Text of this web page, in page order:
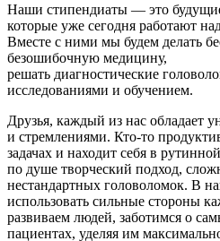
Наши стипендиаты — это
которые уже сегодня работают
Вместе с ними мы будем делать
безошибочную медицину,
решать диагностические
исследованиями и обучением.
Друзья, каждый из нас обладает
и стремлениями. Кто-то
задачах и находит себя в
по душе творческий подход,
нестандартных головоломок. В
использовать сильные стороны
развиваем людей, заботимся о
пациентах, уделяя им